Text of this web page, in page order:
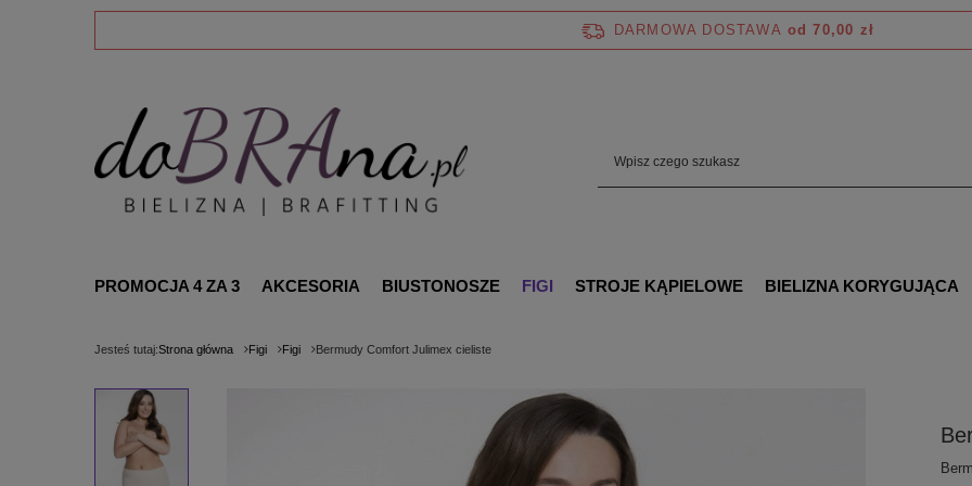
DARMOWA DOSTAWA od 70,00 zł
PROMOCJA 4 ZA 3 AKCESORIA BIUSTONOSZE FIGI STROJE KĄPIELOWE BIELIZNA KORYGUJĄCA
Jesteś tutaj:Strona główna Figi Figi Bermudy Comfort Julimex cieliste